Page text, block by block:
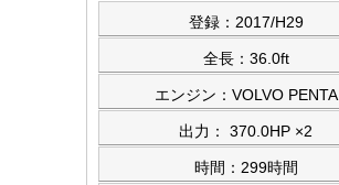
登録：2017/H29
全長：36.0ft
エンジン：VOLVO PENTA
出力： 370.0HP ×2
時間：299時間